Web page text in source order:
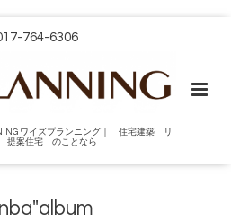
764-6306
ワイズプランニング｜ 住宅建築 リ
提案住宅 のことなら